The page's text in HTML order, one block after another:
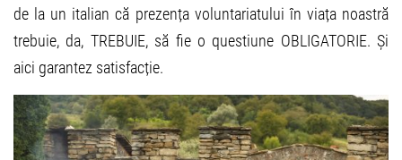
de la un italian că prezența voluntariatului în viața noastră
trebuie, da, TREBUIE, să fie o questiune OBLIGATORIE. Și
aici garantez satisfacție.